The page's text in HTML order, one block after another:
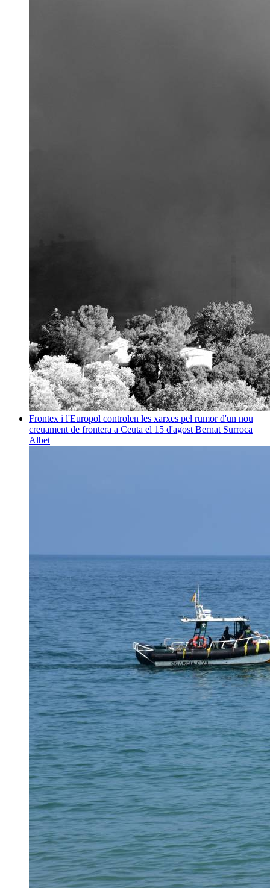
Frontex i l'Europol controlen les xarxes pel rumor d'un nou
creuament de frontera a Ceuta el 15 d'agost Bernat Surroca
Albet